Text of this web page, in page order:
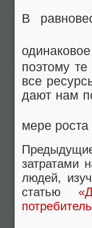
В
поэтому
все
дают нам
мере
затратами
людей,
статью